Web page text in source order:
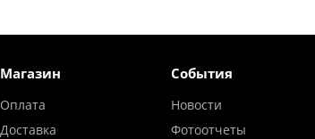
Магазин
Оплата
Доставка
События
Новости
Фотоотчеты